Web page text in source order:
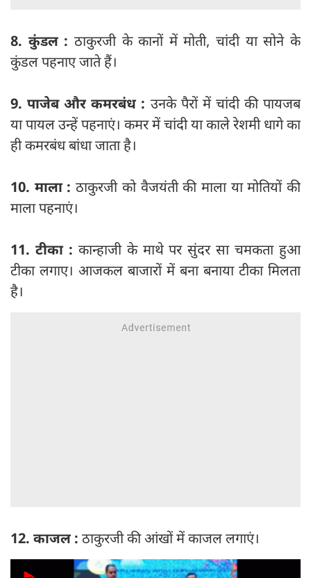
8. कुंडल : ठाकुरजी के कानों में मोती, चांदी या सोने के
कुंडल पहनाए जाते हैं।
9. पाजेब और कमरबंध : उनके पैरों में चांदी की पायजब
या पायल उन्हें पहनाएं। कमर में चांदी या काले रेशमी धागे का
ही कमरबंध बांधा जाता है।
10. माला : ठाकुरजी को वैजयंती की माला या मोतियों की
माला पहनाएं।
11. टीका : कान्हाजी के माथे पर सुंदर सा चमकता हुआ
टीका लगाए। आजकल बाजारों में बना बनाया टीका मिलता
है।
12. काजल : ठाकुरजी की आंखों में काजल लगाएं।